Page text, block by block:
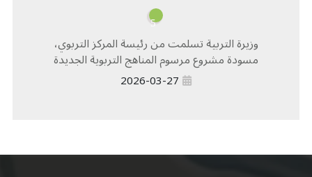
5
وزيرة التربية تسلمت من رئيسة المركز التربوي،
مسودة مشروع مرسوم المناهج التربوية الجديدة
2026-03-27